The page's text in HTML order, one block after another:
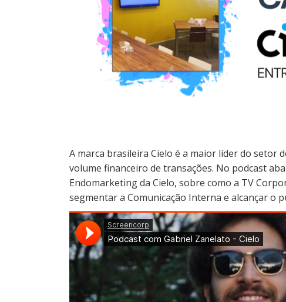
A marca brasileira Cielo é a maior líder do setor
volume financeiro de transações. No podcast
Endomarketing da Cielo, sobre como a TV
segmentar a Comunicação Interna e alcançar o